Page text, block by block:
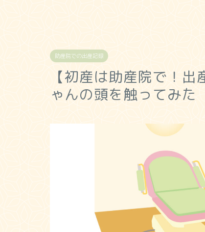
助産院での出産記録
【初産は助産院で！
ゃんの頭を触ってみた